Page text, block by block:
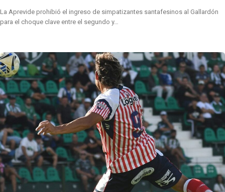
La Aprevide prohibió el ingreso de simpatizantes santafesinos al Gallardón
para el choque clave entre el segundo y…